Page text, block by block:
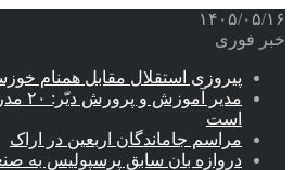
۱۴۰۵/۰۵/۱۶
خبر فوری
پیروزی استقلال مقابل همنام
مدیر
است
مراسم جاماندگان اربعین در اراک
دروازه بان سابق پرسپولیس به